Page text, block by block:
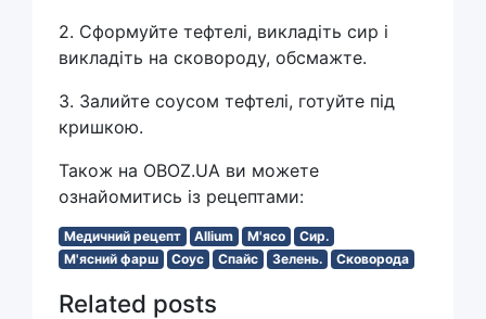
2. Сформуйте тефтелі, викладіть сир і
викладіть на сковороду, обсмажте.
3. Залийте соусом тефтелі, готуйте під
кришкою.
Також на OBOZ.UA ви можете
ознайомитись із рецептами:
Медичний рецепт Allium М'ясо
Сир.
М'ясний фарш
Соус Спайс Зелень. Сковорода
Related posts